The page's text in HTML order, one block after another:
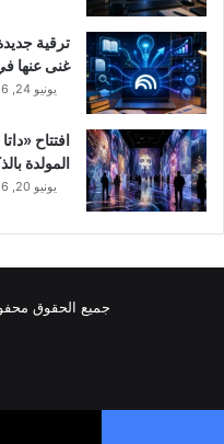
غنى عنها
يونيو 24, 2026
افتتاح
المولدة
يونيو 20, 2026
جميع الحقوق محفوظة 2026 ©